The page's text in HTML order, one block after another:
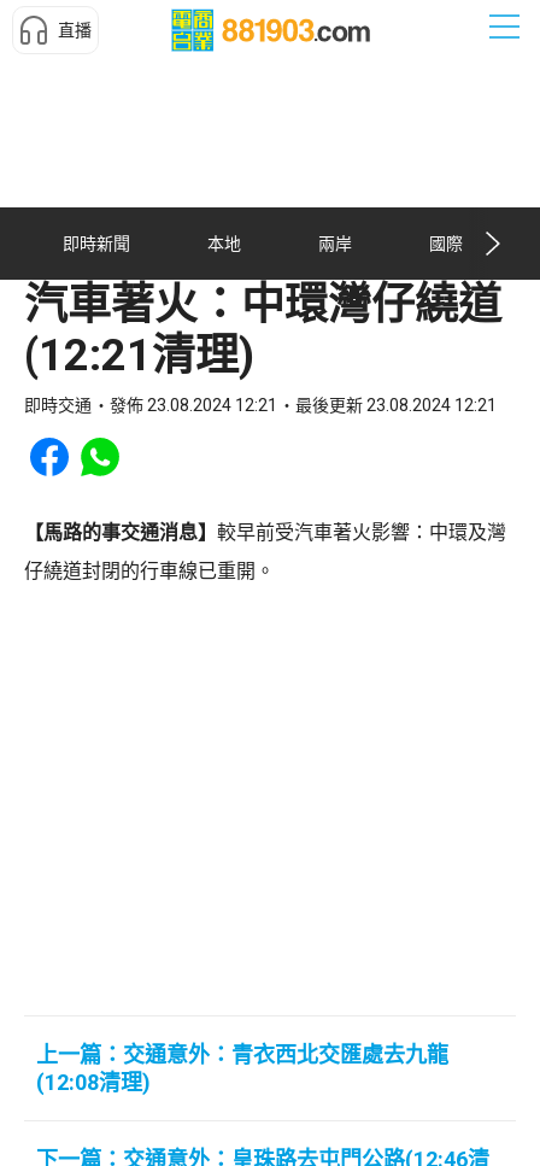
直播
即時新聞 本地 兩岸 國際
汽車著火：中環灣仔繞道
(12:21清理)
即時交通 發佈 23.08.2024 12:21 最後更新 23.08.2024 12:21
Share to Facebook
Share to WhatsApp
【馬路的事交通消息】 較早前受汽車著火影響：中環及灣
仔繞道封閉的行車線已重開。
上一篇：交通意外：青衣西北交匯處去九龍
(12:08清理)
下一篇：交通意外：皇珠路去屯門公路(12:46清